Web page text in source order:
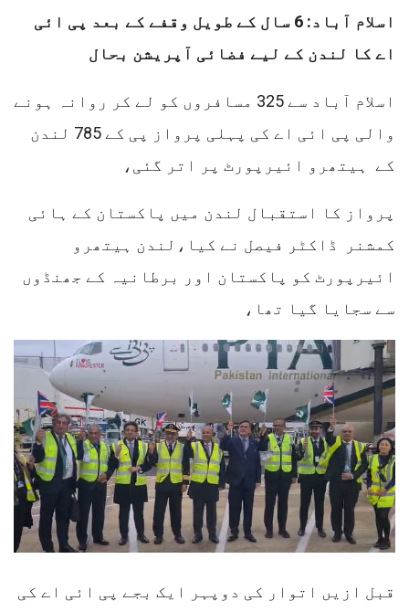
اسلام آباد: 6 سال کے طویل وقفے کے بعد پی ائی
اے کا لندن کے لیے فضائی آپریشن بحال
اسلام آباد سے 325 مسافروں کو لے کر روانہ ہونے
والی پی ائی اے کی پہلی پرواز پی کے 785 لندن
کے ہیتھرو ائیرپورٹ پر اتر گئی،
پرواز کا استقبال لندن میں پاکستان کے ہائی
کمشنر ڈاکٹر فیصل نے کیا،لندن ہیتھرو
ائیرپورٹ کو پاکستان اور برطانیہ کے جھنڈوں
سے سجایا گیا تھا،
قبل ازیں اتوار کی دوپہر ایک بجے ​پی ائی اے کی